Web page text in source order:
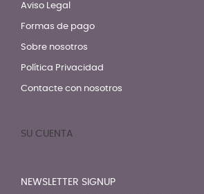
Aviso Legal
Formas de pago
Sobre nosotros
Política Privacidad
Contacte con nosotros
SU CUENTA
NEWSLETTER SIGNUP